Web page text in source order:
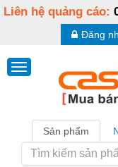
Liên hệ quảng cáo:
Đăng
Sản phẩm